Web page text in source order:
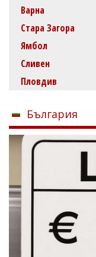
Варна
Стара Загора
Ямбол
Сливен
Пловдив
България